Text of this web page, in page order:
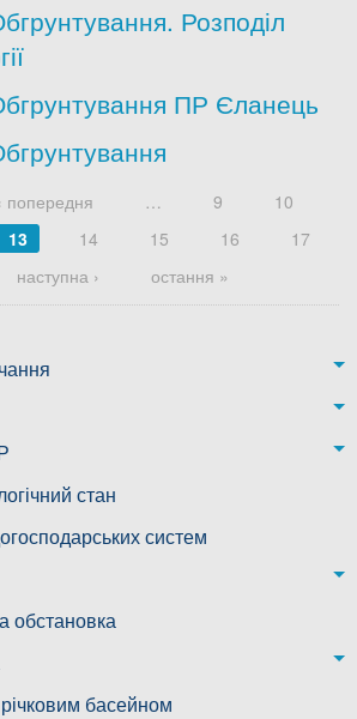
Розподіл
ПР Єланець
попередня … 9
10
13 14 15 16
17
наступна › остання »
– водогін № 1,2
– водогін № 3
насосного обладнання та
вод
водопостачання
стан
систем
об’єктів
обстановка
Бугу
басейном